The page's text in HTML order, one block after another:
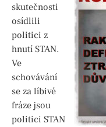
skutečnosti
osídlili
politici z
hnutí STAN.
Ve
schovávání
se za líbivé
fráze jsou
politici STAN